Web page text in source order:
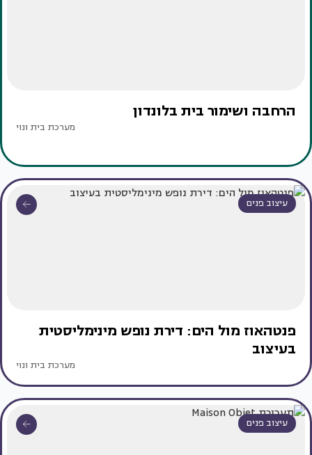
הרחבה ושימור בית בלונדון
מערכת בית ונוי
עיצוב פנים
פנטהאוז מול הים: דירת נופש מינימליסטית
בעיצוב
מערכת בית ונוי
עיצוב פנים